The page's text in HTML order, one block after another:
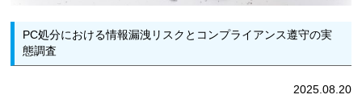
PC処分における情報漏洩リスクとコンプライアンス遵守の実
態調査
2025.08.20